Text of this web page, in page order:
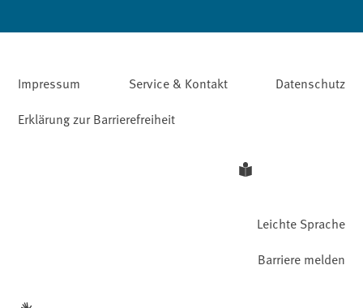
Impressum Service & Kontakt
Datenschutz
Erklärung zur Barrierefreiheit
Leichte Sprache
Barriere melden